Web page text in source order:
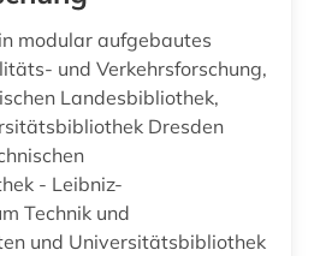
modular aufgebautes
und Verkehrsforschung,
Landesbibliothek,
Dresden
- Leibniz-
Technik und
und Universitätsbibliothek